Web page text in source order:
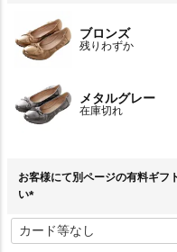
ブロンズ
残りわずか
メタルグレー
在庫切れ
お客様にて別ページの有料ギフ
い
必
須